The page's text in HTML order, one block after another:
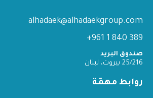
alhadaek@alhadaekgroup.com
389 840 1 961+
صندوق البريد
25/216 بيروت، لبنان
روابط مهمّة